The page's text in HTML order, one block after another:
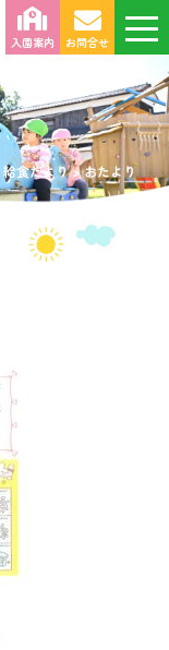
お問合せ
入園案内
給食だより>おたより